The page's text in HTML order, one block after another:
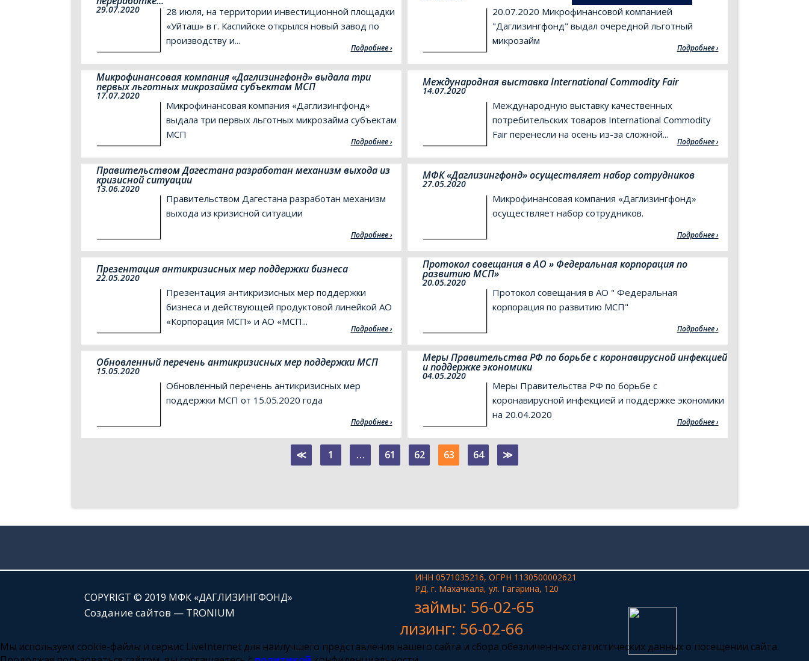
29.07.2020
28 июля, на территории инвестиционной площадки
«Уйташ» в г. Каспийске открылся новый завод по
производству и...
Подробнее
20.07.2020 Микрофинансовой компанией
"Даглизингфонд" выдал очередной льготный
микрозайм
Подробнее
Микрофинансовая компания «Даглизингфонд» выдала три
первых льготных микрозайма субъектам МСП
17.07.2020
Микрофинансовая компания «Даглизингфонд»
выдала три первых льготных микрозайма субъектам
МСП
Подробнее
Международная выставка International Commodity Fair
14.07.2020
Международную выставку качественных
потребительских товаров International Commodity
Fair перенесли на осень из-за сложной...
Подробнее
Правительством Дагестана разработан механизм выхода из
кризисной ситуации
13.06.2020
Правительством Дагестана разработан механизм
выхода из кризисной ситуации
Подробнее
МФК «Даглизингфонд» осуществляет набор сотрудников
27.05.2020
Микрофинансовая компания «Даглизингфонд»
осуществляет набор сотрудников.
Подробнее
Презентация антикризисных мер поддержки бизнеса
22.05.2020
Презентация антикризисных мер поддержки
бизнеса и действующей продуктовой линейкой АО
«Корпорация МСП» и АО «МСП...
Подробнее
Протокол совещания в АО » Федеральная корпорация по
развитию МСП»
20.05.2020
Протокол совещания в АО " Федеральная
корпорация по развитию МСП"
Подробнее
Обновленный перечень антикризисных мер поддержки МСП
15.05.2020
Обновленный перечень антикризисных мер
поддержки МСП от 15.05.2020 года
Подробнее
Меры Правительства РФ по борьбе с коронавирусной инфекцией
и поддержке экономики
04.05.2020
Меры Правительства РФ по борьбе с
коронавирусной инфекцией и поддержке экономики
на 20.04.2020
Подробнее
≪ 1 … 61 62 63 64 ≫
СOPYRIGT © 2019 МФК «ДАГЛИЗИНГФОНД»
Создание сайтов — TRONIUM
ИНН 0571035216, ОГРН 1130500002621
РД, г. Махачкала, ул. Гагарина, 120
займы: 56-02-65
лизинг: 56-02-66
Мы используем cookie-файлы и сервис LiveInternet для наилучшего представления нашего сайта и сбора обезличенных статистических данных о посещении сайта.